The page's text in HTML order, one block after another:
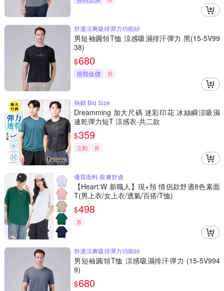
舒適涼爽吸排彈力功能紗
男短袖圓領T恤 涼感吸濕排汗彈力 黑(15-5V99
38)
$680
挑戰低價 券
熱銷 Big Size
Dreamming 加大尺碼 迷彩印花 冰絲瞬涼吸濕
速乾彈力短T 涼感衣-共二款
$359
活動 券
優質面料 親膚舒適
【Heart:W 新職人】現+預 情侶款舒適8色素面
T(男上衣/女上衣/透氣/百搭/T恤)
$498
券
舒適涼爽吸排彈力功能紗
男短袖圓領T恤 涼感吸濕排汗彈力 (15-5V994
9)
$680